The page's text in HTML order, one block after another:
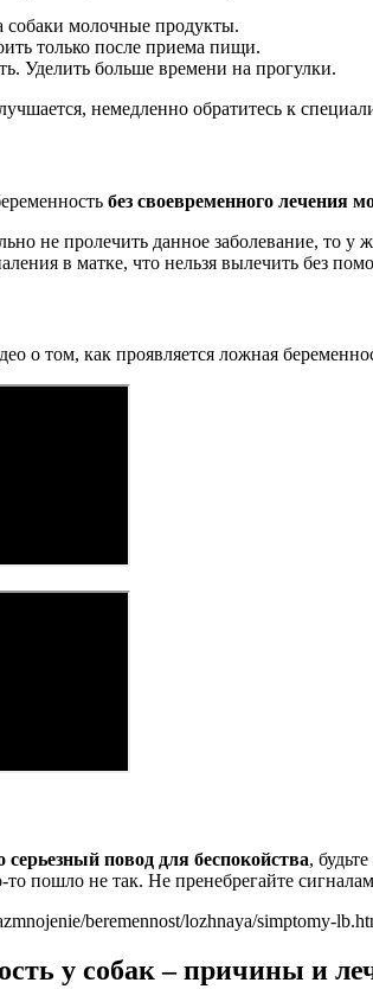
собаки молочные продукты.
только после приема пищи.
Уделить больше времени на прогулки.
немедленно обратитесь к
без своевременного лечения
не пролечить данное заболевание, то
в матке, что нельзя вылечить без
о том, как проявляется ложная
повод для беспокойства,
то пошло не так. Не пренебрегайте
beremennost/lozhnaya/simptomy-
у собак – причины и